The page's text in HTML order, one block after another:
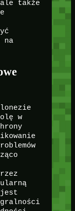
także
na
w
jest